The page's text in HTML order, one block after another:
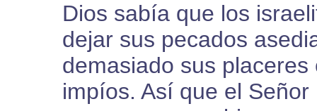
Dios sabía que los
dejar sus pecados
demasiado sus
impíos. Así que el